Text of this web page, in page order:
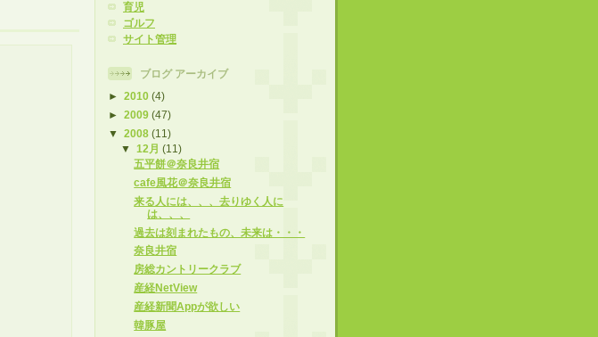
育児
ゴルフ
サイト管理
ブログ アーカイブ
► 2010 (4)
► 2009 (47)
▼ 2008 (11)
▼12月(11)
五平餅＠奈良井宿
cafe風花＠奈良井宿
来る人には、、、去りゆく人に
は、、、
過去は刻まれたもの、未来は・・・
奈良井宿
房総カントリークラブ
産経NetView
産経新聞Appが欲しい
韓豚屋